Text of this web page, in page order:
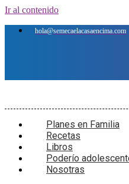
Ir al contenido
hola@semecaelacasaencima.com
Planes en Familia
Recetas
Libros
Poderío
Nosotras